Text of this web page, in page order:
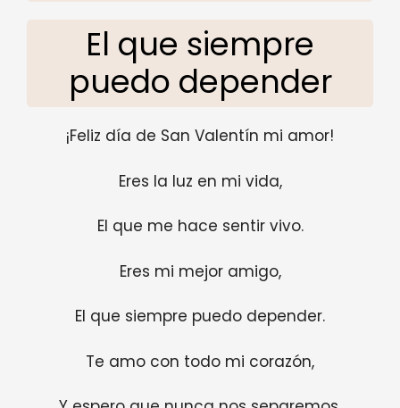
El que siempre
puedo depender
¡Feliz día de San Valentín mi amor!
Eres la luz en mi vida,
El que me hace sentir vivo.
Eres mi mejor amigo,
El que siempre puedo depender.
Te amo con todo mi corazón,